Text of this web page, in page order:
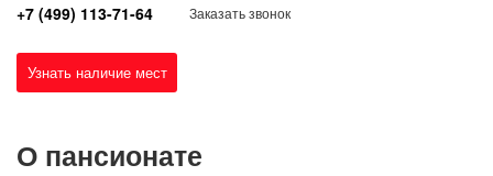
+7 (499) 113-71-64 Заказать звонок
Узнать наличие мест
О пансионате